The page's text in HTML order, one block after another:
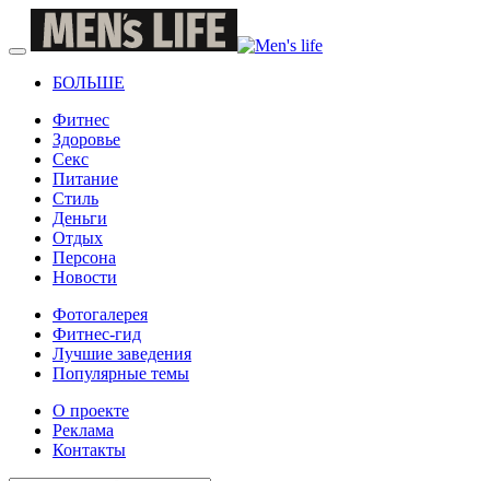
БОЛЬШЕ
Фитнес
Здоровье
Секс
Питание
Стиль
Деньги
Отдых
Персона
Новости
Фотогалерея
Фитнес-гид
Лучшие заведения
Популярные темы
О проекте
Реклама
Контакты